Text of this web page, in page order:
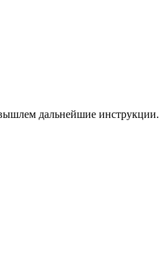
дальнейшие инструкции.